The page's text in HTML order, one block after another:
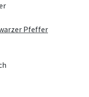
Pfeffer